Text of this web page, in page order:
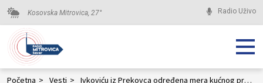
Kosovska Mitrovica, 27° Radio Uživo
Početna > Vesti > Ivkoviću iz Prekovca određena mera kućnog pritvora